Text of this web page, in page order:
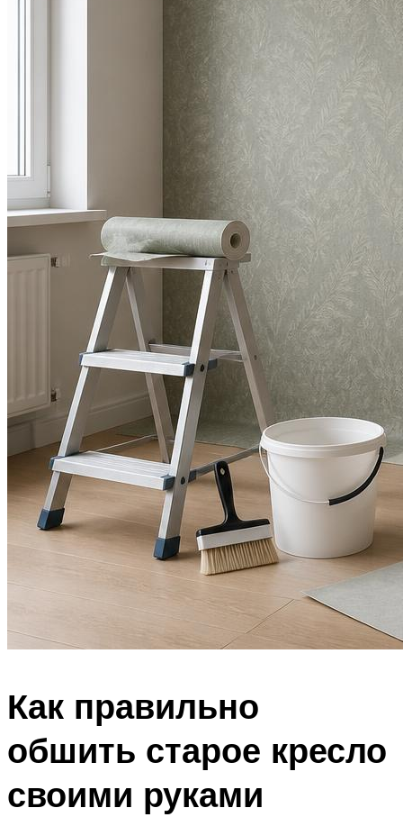
Как правильно
обшить старое кресло
своими руками